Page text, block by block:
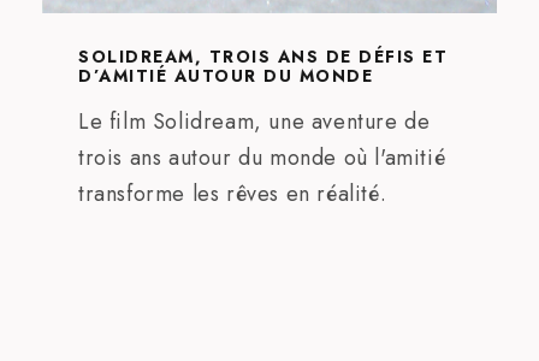
SOLIDREAM, TROIS ANS DE DÉFIS ET
D’AMITIÉ AUTOUR DU MONDE
Le film Solidream, une aventure de
trois ans autour du monde où l'amitié
transforme les rêves en réalité.